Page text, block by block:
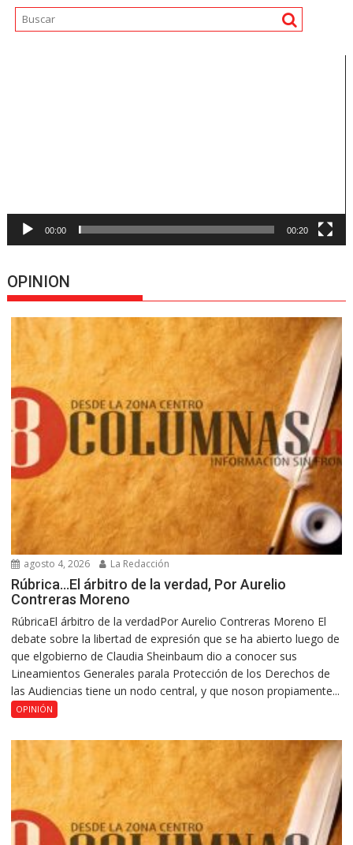
00:00 00:20
OPINION
agosto 4, 2026 La Redacción
Rúbrica…El árbitro de la verdad, Por Aurelio
Contreras Moreno
RúbricaEl árbitro de la verdadPor Aurelio Contreras Moreno El
debate sobre la libertad de expresión que se ha abierto luego de
que elgobierno de Claudia Sheinbaum dio a conocer sus
Lineamientos Generales parala Protección de los Derechos de
las Audiencias tiene un nodo central, y que noson propiamente...
OPINIÓN